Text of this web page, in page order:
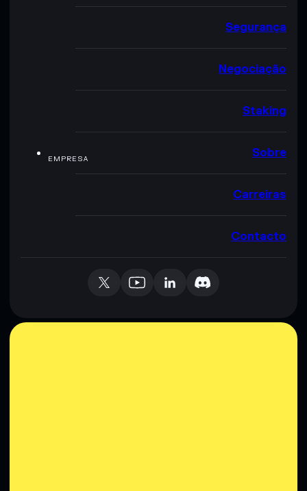
Segurança
Negociação
Staking
EMPRESA Sobre
Carreiras
Contacto